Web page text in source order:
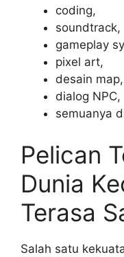
coding,
soundtrack,
gameplay
pixel art,
desain map,
dialog NPC,
semuanya
Pelican
Dunia
Terasa
Salah satu